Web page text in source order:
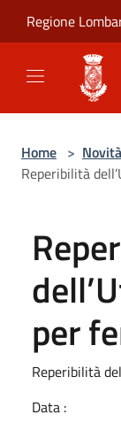
Regione
Home > Novità
Reperibilità
per
Reperibilità
Data :